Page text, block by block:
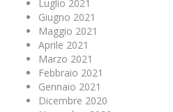
Luglio 2021
Giugno 2021
Maggio 2021
Aprile 2021
Marzo 2021
Febbraio 2021
Gennaio 2021
Dicembre 2020